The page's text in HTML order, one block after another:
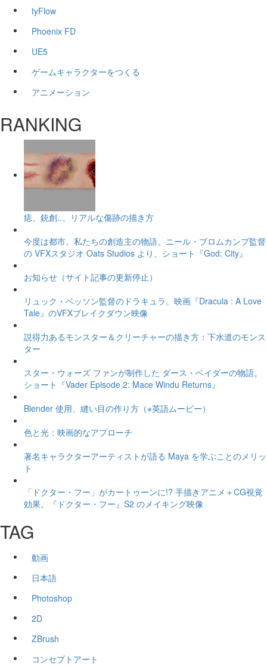
tyFlow
Phoenix FD
UE5
ゲームキャラクターをつくる
アニメーション
RANKING
痣、銃創..、リアルな傷跡の描き方
今度は都市。私たちの創造主の物語。ニール・ブロムカンプ監督
の VFXスタジオ Oats Studios より、ショート『God: City』
お知らせ（サイト記事の更新停止）
リュック・ベッソン監督のドラキュラ。映画『Dracula : A Love
Tale』のVFXブレイクダウン映像
説得力あるモンスター＆クリーチャーの描き方：下水道のモンス
ター
スター・ウォーズ ファンが制作した ダース・ベイダーの物語。
ショート『Vader Episode 2: Mace Windu Returns』
Blender 使用、縫い目の作り方（※英語ムービー）
色と光：映画的なアプローチ
著名キャラクターアーティストが語る Maya を学ぶことのメリッ
ト
「ドクター・フー」がカートゥーンに!? 手描きアニメ＋CG視覚
効果。『ドクター・フー』S2 のメイキング映像
TAG
動画
日本語
Photoshop
2D
ZBrush
コンセプトアート